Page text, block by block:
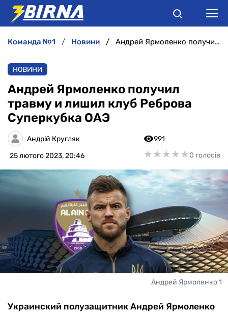
АНАЛІТИКА
ІНТЕРВ'Ю
РІЗНЕ
команда №1 новини Андрей Ярмоленко получил травму и лишил клуб Реброва Суперкубка ОАЭ
НОВИНИ
Андрей Ярмоленко получил
травму и лишил клуб Реброва
Суперкубка ОАЭ
Андрій Кругляк
25 лютого 2023, 20:46
991
★★★★★
★★★★★0 голосів
Андрей Ярмоленко 1
Украинский полузащитник Андрей Ярмоленко